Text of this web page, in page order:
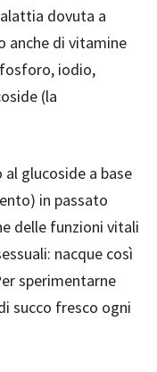
dovuta a
anche di vitamine
iodio,
(la
al glucoside a base
in passato
delle funzioni vitali
nacque così
sperimentarne
succo fresco ogni